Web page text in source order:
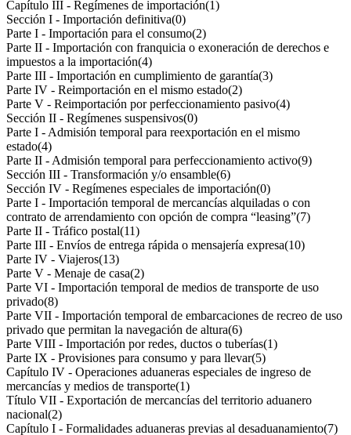
Capítulo III - Regímenes de importación(1)
Sección I - Importación definitiva(0)
Parte I - Importación para el consumo(2)
Parte II - Importación con franquicia o exoneración de derechos e
impuestos a la importación(4)
Parte III - Importación en cumplimiento de garantía(3)
Parte IV - Reimportación en el mismo estado(2)
Parte V - Reimportación por perfeccionamiento pasivo(4)
Sección II - Regímenes suspensivos(0)
Parte I - Admisión temporal para reexportación en el mismo
estado(4)
Parte II - Admisión temporal para perfeccionamiento activo(9)
Sección III - Transformación y/o ensamble(6)
Sección IV - Regímenes especiales de importación(0)
Parte I - Importación temporal de mercancías alquiladas o con
contrato de arrendamiento con opción de compra “leasing”(7)
Parte II - Tráfico postal(11)
Parte III - Envíos de entrega rápida o mensajería expresa(10)
Parte IV - Viajeros(13)
Parte V - Menaje de casa(2)
Parte VI - Importación temporal de medios de transporte de uso
privado(8)
Parte VII - Importación temporal de embarcaciones de recreo de uso
privado que permitan la navegación de altura(6)
Parte VIII - Importación por redes, ductos o tuberías(1)
Parte IX - Provisiones para consumo y para llevar(5)
Capítulo IV - Operaciones aduaneras especiales de ingreso de
mercancías y medios de transporte(1)
Título VII - Exportación de mercancías del territorio aduanero
nacional(2)
Capítulo I - Formalidades aduaneras previas al desaduanamiento(7)